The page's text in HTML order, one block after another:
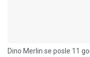
Dino Merlin se posle 11